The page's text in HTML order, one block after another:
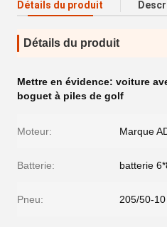
Détails du produit
Détails du produit
Mettre en évidence: voiture
boguet à piles de golf
Moteur: Marque
Batterie: batterie
Pneu: 205/50-